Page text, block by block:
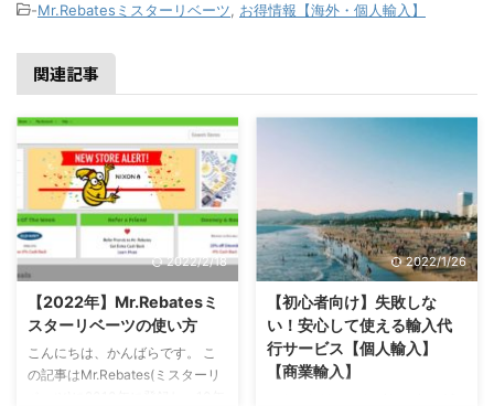
-Mr.Rebatesミスターリベーツ お得情報【海外・個人輸入】
関連記事
2022/2/18
【2022年】Mr.Rebatesミ
スターリベーツの使い方
こんにちは、かんばらです。 こ
の記事はMr.Rebates(ミスターリ
2022/1/26
【初心者向け】失敗しな
い！安心して使える輸入代
行サービス【個人輸入】
【商業輸入】